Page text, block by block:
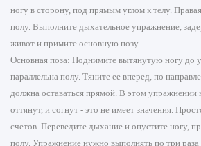
ногу в сторону, под прямым углом к телу.
полу. Выполните дыхательное упражнение,
живот и примите основную позу.
Основная поза: Поднимите вытянутую ногу до
параллельна полу. Тяните ее вперед, по
должна оставаться прямой. В этом
оттянут, и согнут - это не имеет значения.
счетов. Переведите дыхание и опустите ногу,
полу. Упражнение нужно выполнять по три